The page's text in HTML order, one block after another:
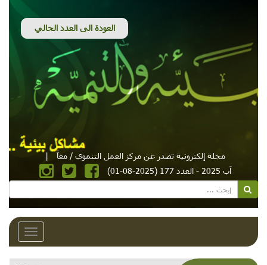
مجلة إلكترونية تصدر عن مركز العمل التنموي / معاً
|
آب 2025 - العدد 177 (2025-08-01)
Toggle